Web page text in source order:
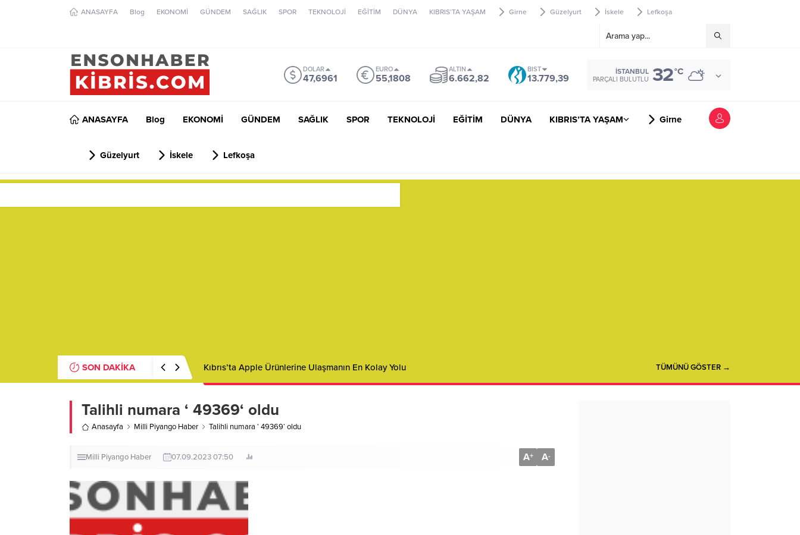
ANASAYFA Blog EKONOMİ GÜNDEM SAĞLIK SPOR TEKNOLOJİ EĞİTİM DÜNYA KIBRIS’TA YAŞAM Girne Güzelyurt İskele Lefkoşa
DOLAR
47,6961
EURO
55,1808
ALTIN
6.662,82
BIST
13.779,39
İSTANBUL
PARÇALI BULUTLU 32°C
ANASAYFA Blog EKONOMİ GÜNDEM SAĞLIK SPOR TEKNOLOJİ EĞİTİM DÜNYA KIBRIS’TA YAŞAM Girne
Güzelyurt İskele Lefkoşa
SON DAKİKA Kıbrıs’ta Apple Ürünlerine Ulaşmanın En Kolay Yolu TÜMÜNÜ GÖSTER →
Talihli numara ‘ 49369‘ oldu
Anasayfa Milli Piyango Haber Talihli numara ‘ 49369‘ oldu
Milli Piyango Haber 07.09.2023 07:50 A+ A-